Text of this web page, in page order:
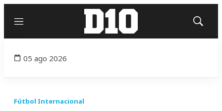
Menú
Mostrar
05 ago 2026
Fútbol Internacional